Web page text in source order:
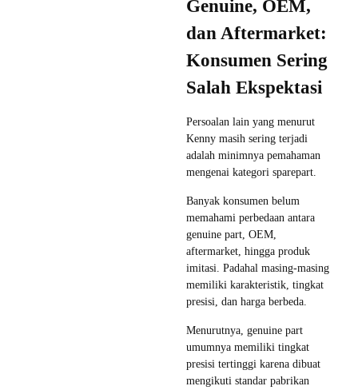
Genuine, OEM,
dan Aftermarket:
Konsumen Sering
Salah Ekspektasi
Persoalan lain yang menurut
Kenny masih sering terjadi
adalah minimnya pemahaman
mengenai kategori sparepart.
Banyak konsumen belum
memahami perbedaan antara
genuine part, OEM,
aftermarket, hingga produk
imitasi. Padahal masing-masing
memiliki karakteristik, tingkat
presisi, dan harga berbeda.
Menurutnya, genuine part
umumnya memiliki tingkat
presisi tertinggi karena dibuat
mengikuti standar pabrikan